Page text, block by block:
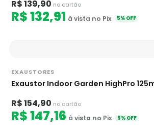
R$ 139,90 no cartão
R$ 132,91 à vista no Pix 5% OFF
EXAUSTORES
Exaustor Indoor Garden HighPro
R$ 154,90 no cartão
R$ 147,16 à vista no Pix 5% OFF